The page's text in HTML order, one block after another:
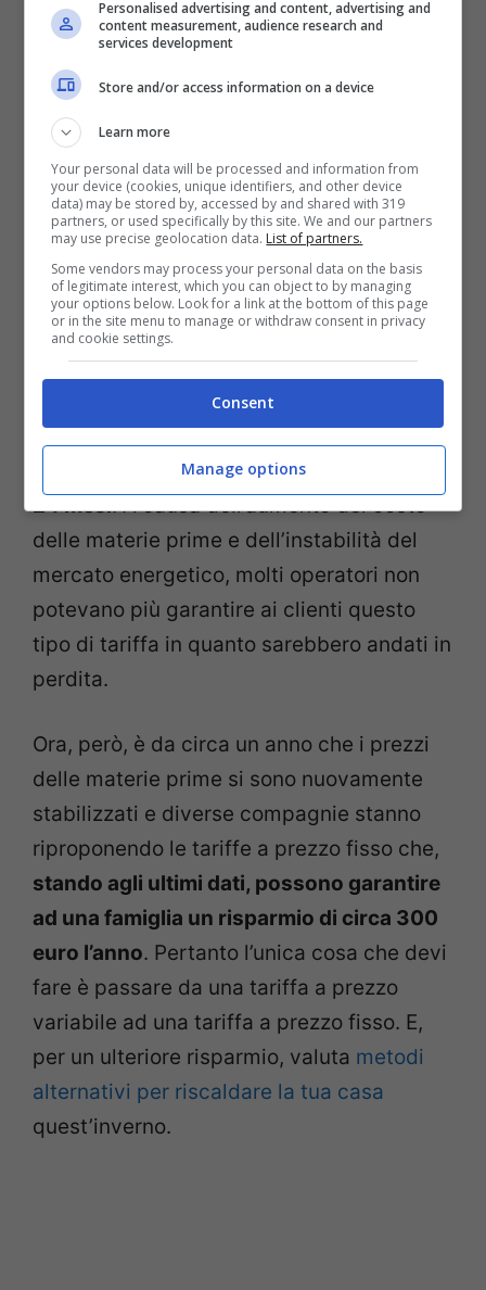
Pertanto ora i fornitori di luce e gas hanno
iniziato a darsi battaglia e a riproporre le
care tariffe a prezzo fissoche per due
anni sembravano essere scomparse nel
nulla o finite nel dimenticatoio. Infatti
esistono due diverse tipologie di offerte:
quelle a prezzo fisso e quelle a prezzo
variabile.
Le prime, solitamente, sono più
vantaggiose soprattutto per le famiglie
numerose e per chi passa molte ore in
casa e usa moltielettrodomesticiin quanto
permettono di bloccare le tariffe per 12 o
24 mesi. A causa dell’aumento del costo
delle materie prime e dell’instabilità del
mercato energetico, molti operatori non
potevano più garantire ai clienti questo
tipo di tariffa in quanto sarebbero andati in
perdita.
Ora, però, è da circa un anno che i prezzi
delle materie prime si sono nuovamente
stabilizzati e diverse compagnie stanno
riproponendo le tariffe a prezzo fisso che,
stando agli ultimi dati, possono garantire
ad una famiglia un risparmio di circa 300
euro l’anno. Pertanto l’unica cosa che devi
fare è passare da una tariffa a prezzo
variabile ad una tariffa a prezzo fisso. E,
per un ulteriore risparmio, valuta metodi
alternativi per riscaldare la tua casa
quest’inverno.
Personalised advertising and content, advertising and
content measurement, audience research and
services development
Store and/or access information on a device
Learn more
Your personal data will be processed and information from
your device (cookies, unique identifiers, and other device
data) may be stored by, accessed by and shared with 319
partners, or used specifically by this site. We and our partners
may use precise geolocation data. List of partners.
Some vendors may process your personal data on the basis
of legitimate interest, which you can object to by managing
your options below. Look for a link at the bottom of this page
or in the site menu to manage or withdraw consent in privacy
and cookie settings.
Consent
Manage options